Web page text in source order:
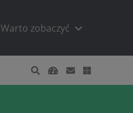
Warto zobaczyć